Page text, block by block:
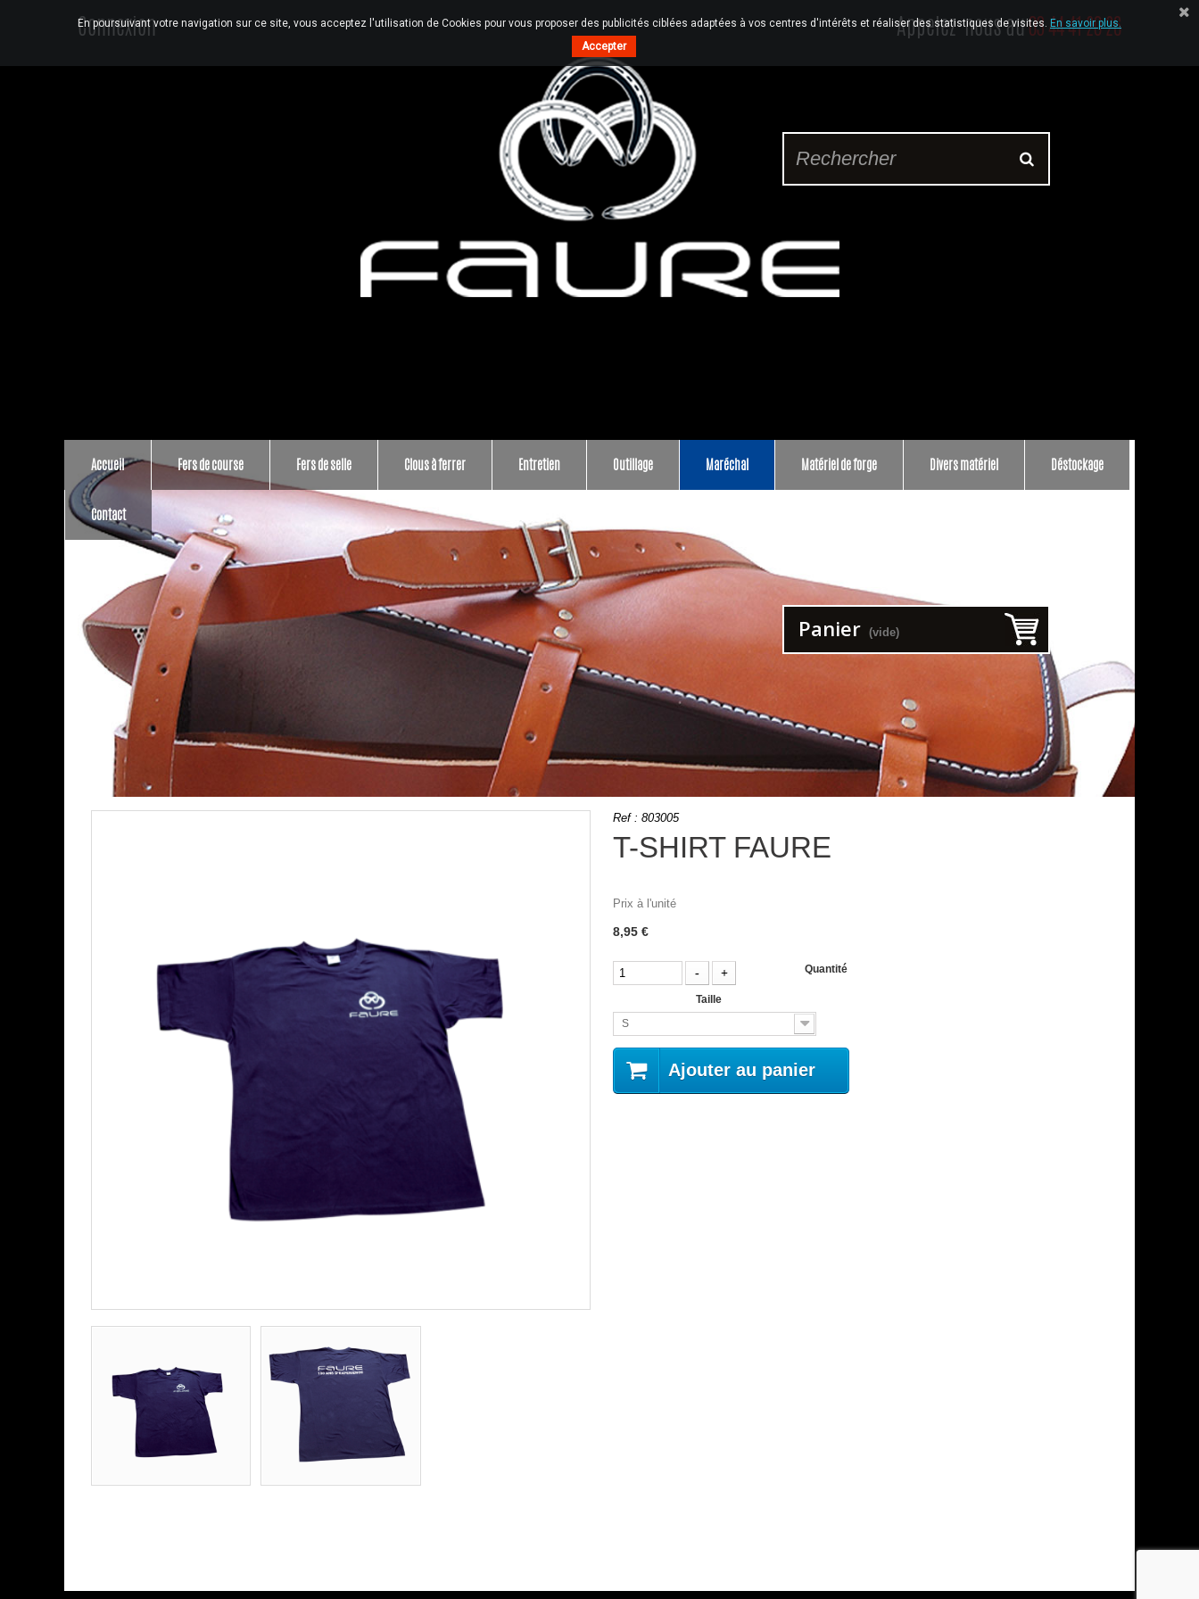
Connexion Appelez-nous au03 44 41 20 26
Panier (vide)
Accueil Fers de course Fers de selle Clous à ferrer Entretien Outillage Maréchal Matériel de forge Divers matériel Déstockage
Contact
Ref : 803005
T-SHIRT FAURE
Prix à l'unité
8,95 €
Quantité
Taille
S
Ajouter au panier
En poursuivant votre navigation sur ce site, vous acceptez l'utilisation de Cookies pour vous proposer des publicités ciblées adaptées à vos centres d'intérêts et réaliser des statistiques de visites. En savoir plus.
Accepter